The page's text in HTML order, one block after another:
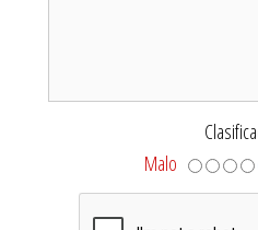
Malo